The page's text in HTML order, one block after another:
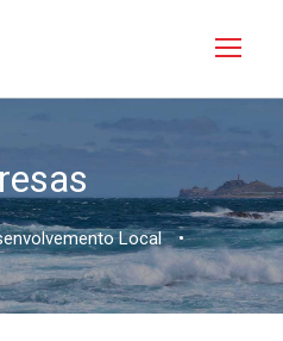
Local •